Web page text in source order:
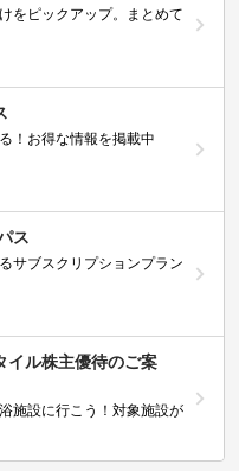
をピックアップ。まとめて
！お得な情報を掲載中
ス
サブスクリプションプラン
イル株主優待のご案
施設に行こう！対象施設が